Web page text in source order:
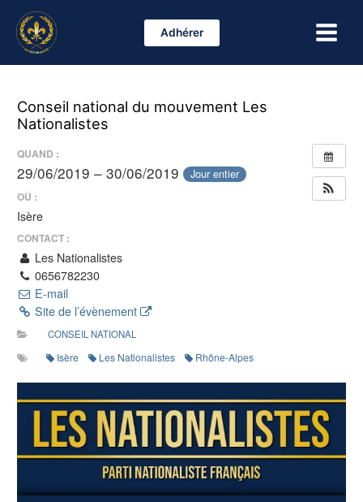
contenu
Adhérer
Menu
Conseil national du mouvement Les
Nationalistes
QUAND :
29/06/2019 – 30/06/2019 Jour entier
OÙ :
Isère
CONTACT :
Les Nationalistes
0656782230
E-mail
Site de l’évènement
CONSEIL NATIONAL
Isère Les Nationalistes Rhône-Alpes